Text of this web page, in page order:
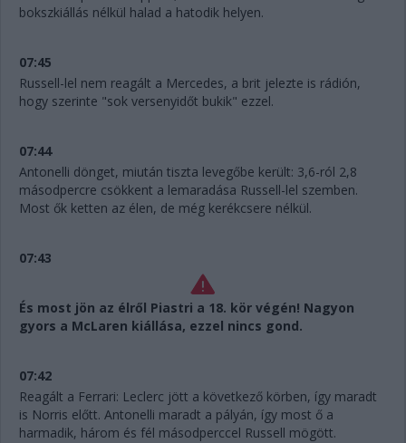
bokszkiállás nélkül halad a hatodik helyen.
07:45
Russell-lel nem reagált a Mercedes, a brit jelezte is rádión,
hogy szerinte "sok versenyidőt bukik" ezzel.
07:44
Antonelli dönget, miután tiszta levegőbe került: 3,6-ról 2,8
másodpercre csökkent a lemaradása Russell-lel szemben.
Most ők ketten az élen, de még kerékcsere nélkül.
07:43
És most jön az élről Piastri a 18. kör végén! Nagyon
gyors a McLaren kiállása, ezzel nincs gond.
07:42
Reagált a Ferrari: Leclerc jött a következő körben, így maradt
is Norris előtt. Antonelli maradt a pályán, így most ő a
harmadik, három és fél másodperccel Russell mögött.